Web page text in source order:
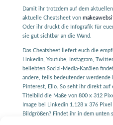
Damit ihr trotzdem auf dem
aktuelle Cheatsheet von
Oder ihr druckt die Infografik für
sie gut sichtbar an die Wand.
Das Cheatsheet liefert euch die
Linkedin, Youtube, Instagram,
beliebten Social-Media-Kanälen
andere, teils bedeutender werdende
Pinterest, Ello. So seht ihr direkt auf
Titelbild die Maße von 800 x 312
Image bei Linkedin 1.128 x 376
Bildgrößen? Findet ihr in dem unten